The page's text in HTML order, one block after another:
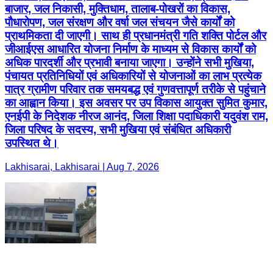
बाजार, जल निकासी, मुक्तिधाम, तालाब-पोखरों का विकास,
पौधारोपण, जल संरक्षण और वर्षा जल संचयन जैसे कार्यों को
प्राथमिकता दी जाएगी। साथ ही प्रधानमंत्री गति शक्ति पोर्टल और
जीआईएस आधारित योजना निर्माण के माध्यम से विकास कार्यों को
अधिक पारदर्शी और प्रभावी बनाया जाएगा। उन्होंने सभी मुखिया,
पंचायत प्रतिनिधियों एवं अधिकारियों से योजनाओं का लाभ प्रत्येक
पात्र ग्रामीण परिवार तक समयबद्ध एवं गुणवत्तापूर्ण तरीके से पहुंचाने
का आह्वान किया। इस अवसर पर उप विकास आयुक्त सुमित कुमार,
एनईपी के निदेशक नीरज आनंद, जिला शिक्षा पदाधिकारी यदुवंश राम,
जिला परिषद के सदस्य, सभी मुखिया एवं संबंधित अधिकारी
उपस्थित थे।
Lakhisarai, Lakhisarai | Aug 7, 2026